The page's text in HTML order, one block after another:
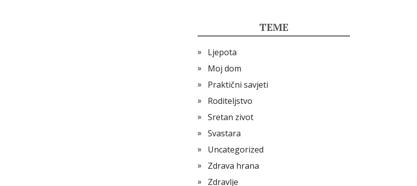
TEME
Ljepota
Moj dom
Praktični savjeti
Roditeljstvo
Sretan zivot
Svastara
Uncategorized
Zdrava hrana
Zdravlje